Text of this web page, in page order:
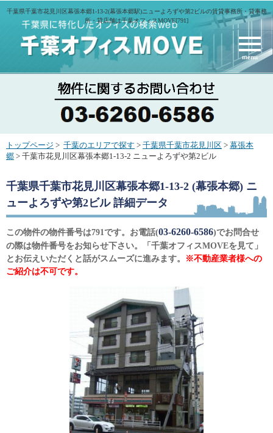
千葉県千葉市花見川区幕張本郷1-13-2(幕張本郷駅)ニューよろずや第2ビルの賃貸事務所・貸事務
所・貸店舗は千葉オフィスMOVE[791]
menu
トップページ > 千葉のエリアで探す > 千葉県千葉市花見川区 > 幕張本
郷 > 千葉市花見川区幕張本郷1-13-2 ニューよろずや第2ビル
千葉県千葉市花見川区幕張本郷1-13-2 (幕張本郷) ニ
ューよろずや第2ビル詳細データ
この物件の物件番号は791です。お電話(03-6260-6586)でお問合せ
の際は物件番号をお知らせ下さい。「千葉オフィスMOVEを見て」
とお伝えいただくと話がスムーズに進みます。
※不動産業者様への
ご紹介は不可です。